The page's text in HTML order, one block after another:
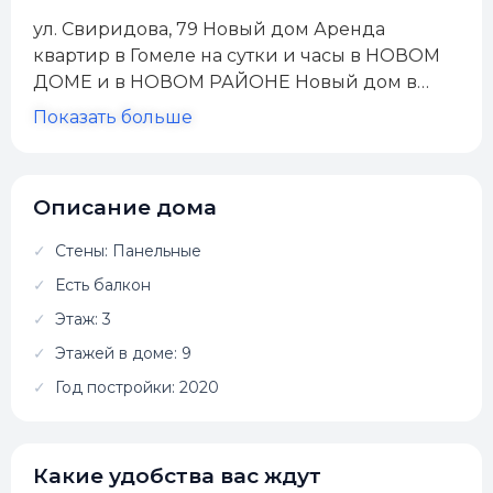
ул. Свиридова, 79 Новый дом Аренда
квартир в Гомеле на сутки и часы в НОВОМ
ДОМЕ и в НОВОМ РАЙОНЕ Новый дом в
Новом районе Кондиционеры Большая
Конфиденциальность Расчетный час — 12:00
Заселение — после 13:00 Выселение — 12:00
оговаривается индивидуально. Наверное вы
ищете идеальное место для отдыха или
деловой поездки? Хотите снять квартиру в
новом доме и в современном молодом
Свиридова. Данная квартира очень
Показать больше
Описание дома
Стены: Панельные
Есть балкон
Этаж: 3
Этажей в доме: 9
Год постройки: 2020
Какие удобства вас ждут